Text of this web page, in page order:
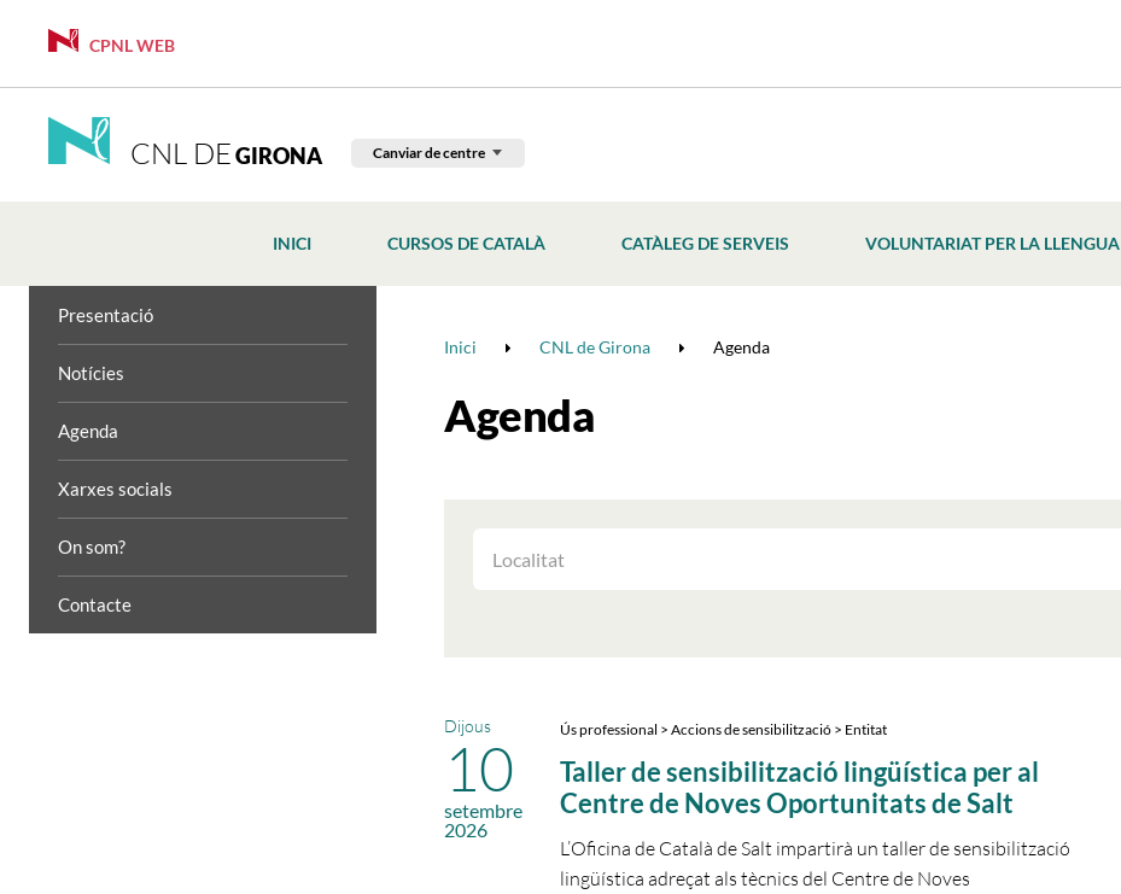
CPNL WEB
CNL DEGIRONA Canviar de centre
INICI CURSOS DE CATALÀ CATÀLEG DE SERVEIS VOLUNTARIAT PER LA LLENGUA
Presentació
Notícies
Agenda
Xarxes socials
On som?
Contacte
Inici CNL de Girona Agenda
Agenda
LES
Ús professional > Accions de sensibilització > Entitat
Taller de sensibilització lingüística per al
Centre de Noves Oportunitats de Salt
L’Oficina de Català de Salt impartirà un taller de sensibilització
lingüística adreçat als tècnics del Centre de Noves
Dijous
10
setembre
2026